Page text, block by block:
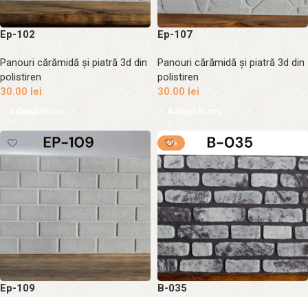
Ep-102
Panouri cărămidă și piatră 3d din
polistiren
30.00 lei
Adaugă în coș
Ep-107
Panouri cărămidă și piatră 3d din
polistiren
30.00 lei
Adaugă în coș
Ep-109
-5%
B-035